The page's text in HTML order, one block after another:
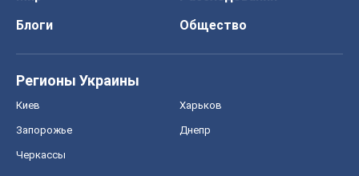
Блоги
Общество
Регионы Украины
Киев Харьков
Запорожье Днепр
Черкассы